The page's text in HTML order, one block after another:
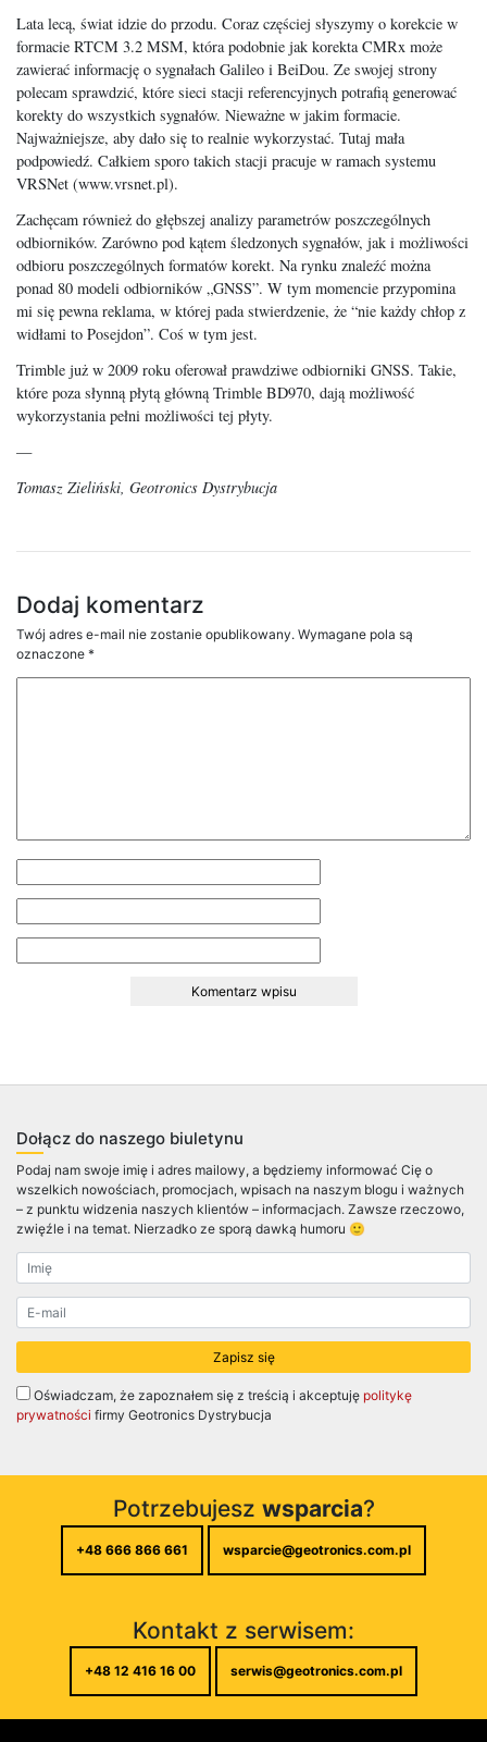
Lata lecą, świat idzie do przodu. Coraz częściej słyszymy o korekcie w
formacie RTCM 3.2 MSM, która podobnie jak korekta CMRx może
zawierać informację o sygnałach Galileo i BeiDou. Ze swojej strony
polecam sprawdzić, które sieci stacji referencyjnych potrafią generować
korekty do wszystkich sygnałów. Nieważne w jakim formacie.
Najważniejsze, aby dało się to realnie wykorzystać. Tutaj mała
podpowiedź. Całkiem sporo takich stacji pracuje w ramach systemu
VRSNet (www.vrsnet.pl).
Zachęcam również do głębszej analizy parametrów poszczególnych
odbiorników. Zarówno pod kątem śledzonych sygnałów, jak i możliwości
odbioru poszczególnych formatów korekt. Na rynku znaleźć można
ponad 80 modeli odbiorników „GNSS”. W tym momencie przypomina
mi się pewna reklama, w której pada stwierdzenie, że “nie każdy chłop z
widłami to Posejdon”. Coś w tym jest.
Trimble już w 2009 roku oferował prawdziwe odbiorniki GNSS. Takie,
które poza słynną płytą główną Trimble BD970, dają możliwość
wykorzystania pełni możliwości tej płyty.
—
Tomasz Zieliński, Geotronics Dystrybucja
Dodaj komentarz
Twój adres e-mail nie zostanie opublikowany. Wymagane pola są
oznaczone *
Dołącz do naszego biuletynu
Podaj nam swoje imię i adres mailowy, a będziemy informować Cię o
wszelkich nowościach, promocjach, wpisach na naszym blogu i ważnych
– z punktu widzenia naszych klientów – informacjach. Zawsze rzeczowo,
zwięźle i na temat. Nierzadko ze sporą dawką humoru 🙂
Oświadczam, że zapoznałem się z treścią i akceptuję politykę
prywatności firmy Geotronics Dystrybucja
Potrzebujesz wsparcia?
+48 666 866 661 wsparcie@geotronics.com.pl
Kontakt z serwisem:
+48 12 416 16 00 serwis@geotronics.com.pl